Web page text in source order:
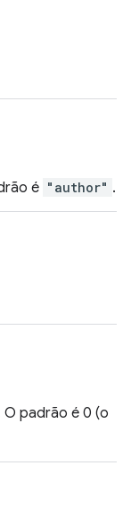
é "author" .
O padrão é 0 (o